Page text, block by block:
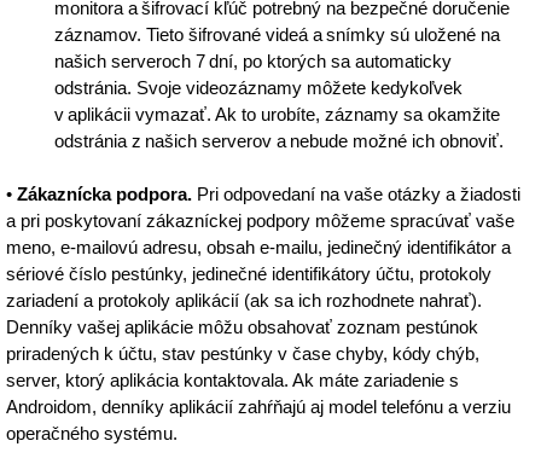
monitora a šifrovací kľúč potrebný na bezpečné doručenie
záznamov. Tieto šifrované videá a snímky sú uložené na
našich serveroch 7 dní, po ktorých sa automaticky
odstránia. Svoje videozáznamy môžete kedykoľvek
v aplikácii vymazať. Ak to urobíte, záznamy sa okamžite
odstránia z našich serverov a nebude možné ich obnoviť.
•Zákaznícka podpora. Pri odpovedaní na vaše otázky a žiadosti
a pri poskytovaní zákazníckej podpory môžeme spracúvať vaše
meno, e-mailovú adresu, obsah e-mailu, jedinečný identifikátor a
sériové číslo pestúnky, jedinečné identifikátory účtu, protokoly
zariadení a protokoly aplikácií (ak sa ich rozhodnete nahrať).
Denníky vašej aplikácie môžu obsahovať zoznam pestúnok
priradených k účtu, stav pestúnky v čase chyby, kódy chýb,
server, ktorý aplikácia kontaktovala. Ak máte zariadenie s
Androidom, denníky aplikácií zahŕňajú aj model telefónu a verziu
operačného systému.